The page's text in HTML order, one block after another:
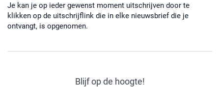
Je kan je op ieder gewenst moment uitschrijven door te
klikken op de uitschrijflink die in elke nieuwsbrief die je
ontvangt, is opgenomen.
Blijf op de hoogte!